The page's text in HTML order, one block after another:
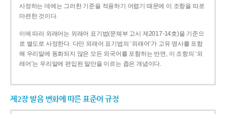
사정하는 데에는 그러한 기준을 적용하기 어렵기 때문에 이 조항을 따로
마련한 것이다.
이에 따라 외래어는 외래어 표기법(문체부 고시 제2017-14호)을 기준으
로 별도로 사정한다. 다만 외래어 표기법의 ‘외래어’가 고유 명사를 포함
해 우리말에 동화되지 않은 모든 외국어를 포함하는 반면, 이 조항의 ‘외
래어’는 우리말에 편입된 말만을 이르는 좁은 개념이다.
제2장 발음 변화에 따른 표준어 규정